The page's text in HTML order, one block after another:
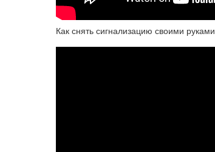
Как снять сигнализацию своими руками